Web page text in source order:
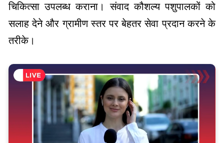
चिकित्सा उपलब्ध कराना। संवाद कौशल्य पशुपालकों को
सलाह देने और ग्रामीण स्तर पर बेहतर सेवा प्रदान करने के
तरीके।